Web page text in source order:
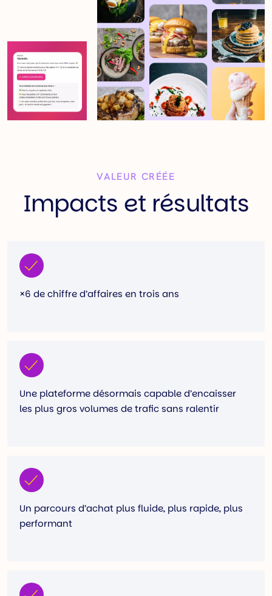
VALEUR CRÉÉE
Impacts et résultats
×6 de chiffre d’affaires en trois ans
Une plateforme désormais capable d’encaisser
les plus gros volumes de trafic sans ralentir
Un parcours d’achat plus fluide, plus rapide, plus
performant